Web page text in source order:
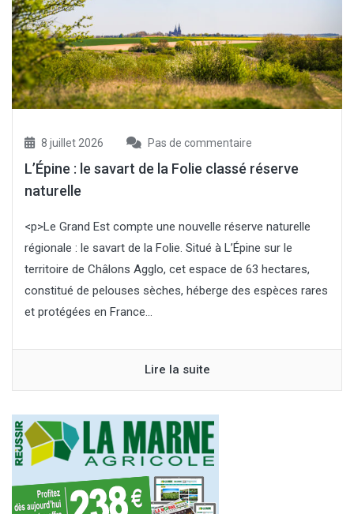
8 juillet 2026 Pas de commentaire
L’Épine : le savart de la Folie classé réserve
naturelle
<p>Le Grand Est compte une nouvelle réserve naturelle
régionale : le savart de la Folie. Situé à L’Épine sur le
territoire de Châlons Agglo, cet espace de 63 hectares,
constitué de pelouses sèches, héberge des espèces rares
et protégées en France...
Lire la suite